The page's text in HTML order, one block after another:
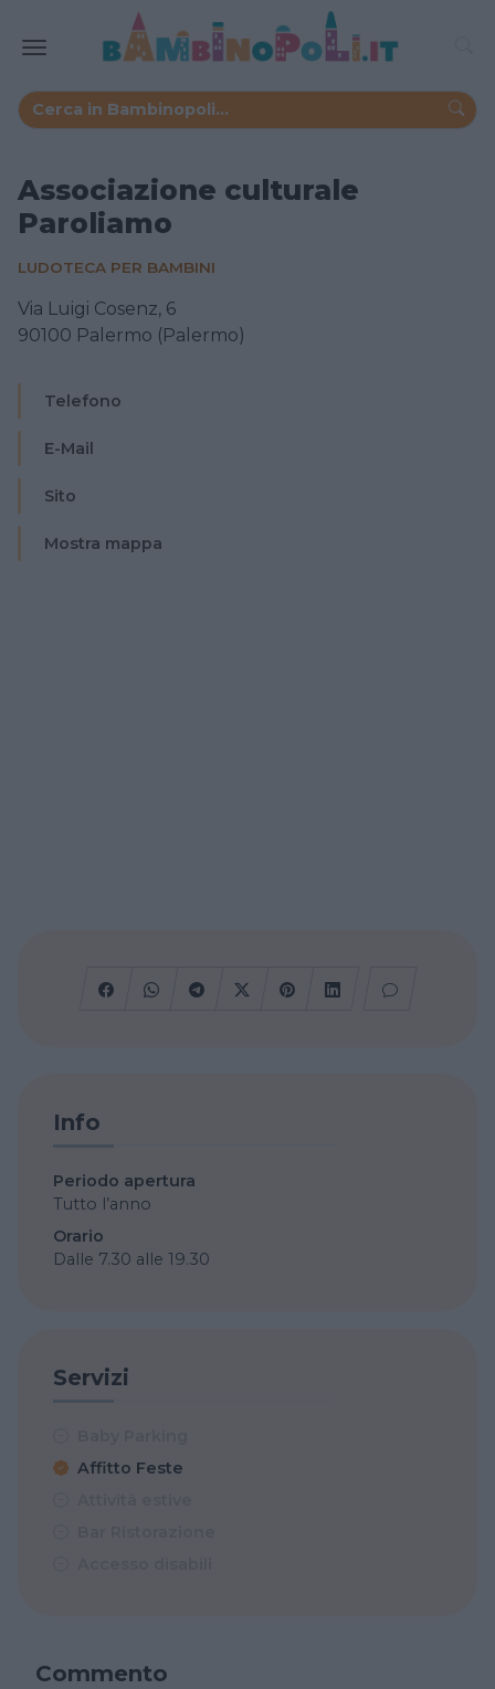
Associazione culturale
Paroliamo
LUDOTECA PER BAMBINI
Via Luigi Cosenz, 6
90100 Palermo (Palermo)
Telefono
E-Mail
Sito
Mostra mappa
Info
Periodo apertura
Tutto l’anno
Orario
Dalle 7.30 alle 19.30
Servizi
Affitto Feste
Commento